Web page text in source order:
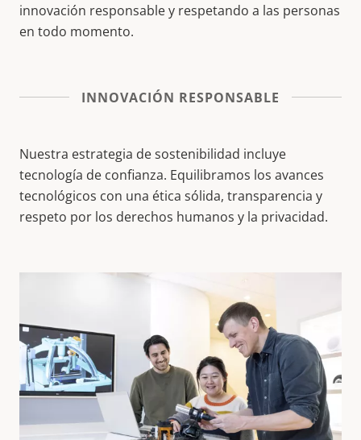
innovación responsabley respetando a las personas
en todo momento.
INNOVACIÓN RESPONSABLE
Nuestra estrategia de sostenibilidad incluye
tecnología de confianza. Equilibramos los avances
tecnológicos con una ética sólida, transparencia y
respeto por los derechos humanos y la privacidad.